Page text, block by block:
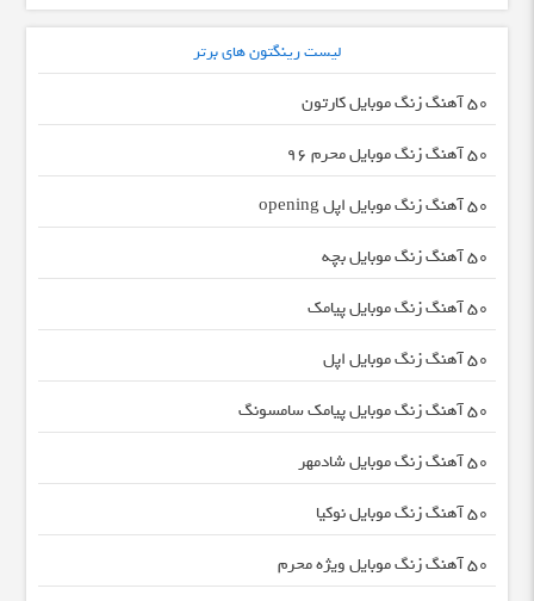
لیست رینگتون های برتر
50 آهنگ زنگ موبایل کارتون
50 آهنگ زنگ موبایل محرم ۹۶
50 آهنگ زنگ موبایل اپل opening
50 آهنگ زنگ موبایل بچه
50 آهنگ زنگ موبایل پیامک
50 آهنگ زنگ موبایل اپل
50 آهنگ زنگ موبایل پیامک سامسونگ
50 آهنگ زنگ موبایل شادمهر
50 آهنگ زنگ موبایل نوکیا
50 آهنگ زنگ موبایل ویژه محرم